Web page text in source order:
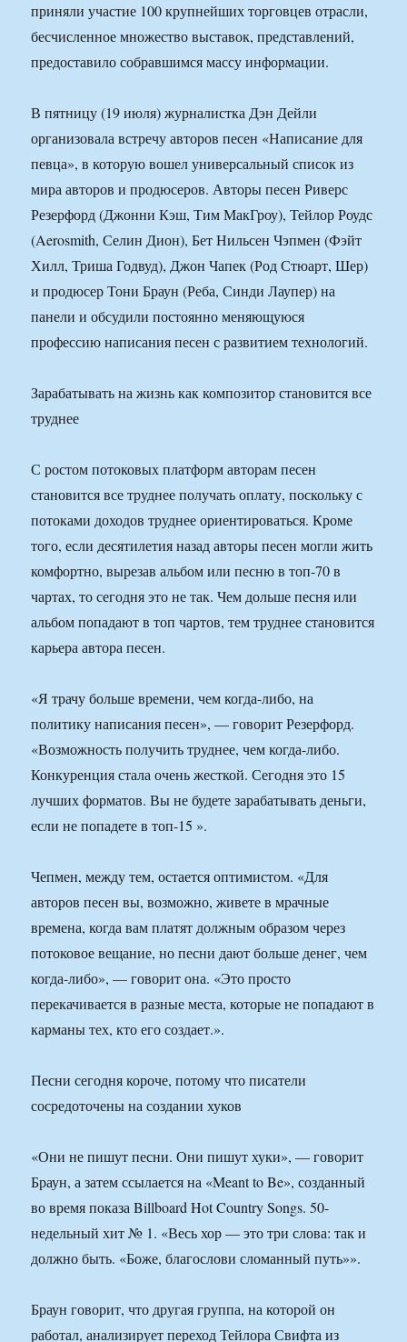
приняли участие 100 крупнейших торговцев отрасли,
бесчисленное множество выставок, представлений,
предоставило собравшимся массу информации.
В пятницу (19 июля) журналистка Дэн Дейли
организовала встречу авторов песен «Написание для
певца», в которую вошел универсальный список из
мира авторов и продюсеров. Авторы песен Риверс
Резерфорд (Джонни Кэш, Тим МакГроу), Тейлор Роудс
(Aerosmith, Селин Дион), Бет Нильсен Чэпмен (Фэйт
Хилл, Триша Годвуд), Джон Чапек (Род Стюарт, Шер)
и продюсер Тони Браун (Реба, Синди Лаупер) на
панели и обсудили постоянно меняющуюся
профессию написания песен с развитием технологий.
Зарабатывать на жизнь как композитор становится все
труднее
С ростом потоковых платформ авторам песен
становится все труднее получать оплату, поскольку с
потоками доходов труднее ориентироваться. Кроме
того, если десятилетия назад авторы песен могли жить
комфортно, вырезав альбом или песню в топ-70 в
чартах, то сегодня это не так. Чем дольше песня или
альбом попадают в топ чартов, тем труднее становится
карьера автора песен.
«Я трачу больше времени, чем когда-либо, на
политику написания песен», — говорит Резерфорд.
«Возможность получить труднее, чем когда-либо.
Конкуренция стала очень жесткой. Сегодня это 15
лучших форматов. Вы не будете зарабатывать деньги,
если не попадете в топ-15 ».
Чепмен, между тем, остается оптимистом. «Для
авторов песен вы, возможно, живете в мрачные
времена, когда вам платят должным образом через
потоковое вещание, но песни дают больше денег, чем
когда-либо», — говорит она. «Это просто
перекачивается в разные места, которые не попадают в
карманы тех, кто его создает.».
Песни сегодня короче, потому что писатели
сосредоточены на создании хуков
«Они не пишут песни. Они пишут хуки», — говорит
Браун, а затем ссылается на «Meant to Be», созданный
во время показа Billboard Hot Country Songs. 50-
недельный хит № 1. «Весь хор — это три слова: так и
должно быть. «Боже, благослови сломанный путь»».
Браун говорит, что другая группа, на которой он
работал, анализирует переход Тейлора Свифта из